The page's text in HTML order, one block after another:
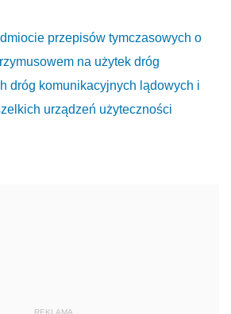
przepisów tymczasowych o
na użytek dróg
dróg komunikacyjnych lądowych i
urządzeń użyteczności